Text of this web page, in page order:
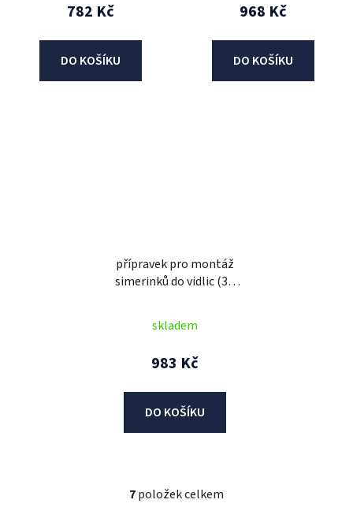
782 Kč
DO KOŠÍKU
968 Kč
DO KOŠÍKU
přípravek pro montáž
simerinků do vidlic (36
skladem
983 Kč
DO KOŠÍKU
O
7položek celkem